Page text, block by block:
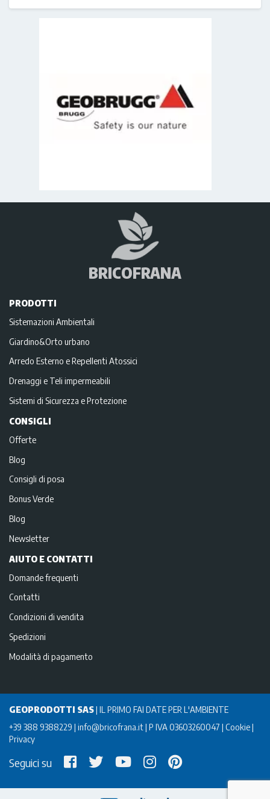
BRICOFRANA
PRODOTTI
Sistemazioni Ambientali
Giardino&Orto urbano
Arredo Esterno e Repellenti Atossici
Drenaggi e Teli impermeabili
Sistemi di Sicurezza e Protezione
CONSIGLI
Offerte
Blog
Consigli di posa
Bonus Verde
Blog
Newsletter
AIUTO E CONTATTI
Domande frequenti
Contatti
Condizioni di vendita
Spedizioni
Modalità di pagamento
GEOPRODOTTI SAS| IL PRIMO FAI DATE PER L'AMBIENTE
+39 388 9388229 info@bricofrana.it P IVA 03603260047 Cookie
Privacy
Seguici su